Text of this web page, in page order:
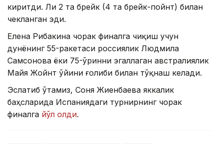
киритди. Ли 2 та брейк (4 та брейк-пойнт) билан
чекланган эди.
Елена Рибакина чорак финалга чиқиш учун
дунёнинг 55-ракетаси россиялик Людмила
Самсонова ёки 75-ўринни эгаллаган австралиялик
Майя Жойнт ўйини ғолиби билан тўқнаш келади.
Эслатиб ўтамиз, Соня Жиенбаева яккалик
баҳсларида Испаниядаги турнирнинг чорак
финалга йўл олди.